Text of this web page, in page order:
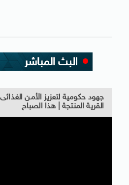
جهود حكومية لتعزيز الأمن
القرية المنتجة | هذا الصباح